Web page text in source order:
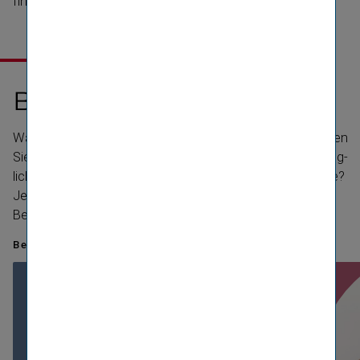
Benefits
Was das Arbeiten bei uns besonders macht? Entscheiden
Sie selbst: Sind es die vielen Aus- und Weiter­bil­dungs­mög­
lich­keiten, die Interna­ti­o­nalität oder doch die Life Balance?
Jede Generation hat andere Anforde­rungen und
Bedürfnisse, wir bemühen uns, allen gerecht zu werden.
Benefits